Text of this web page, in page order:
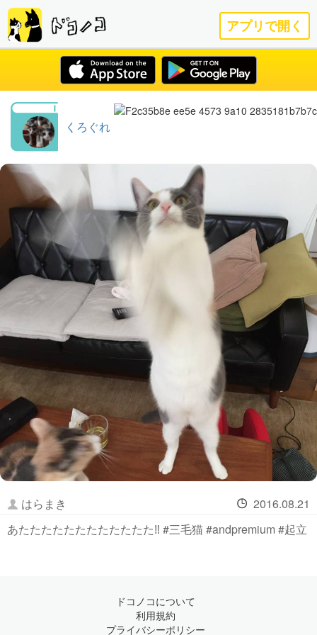
アプリで開く
くろぐれ
はらまき
2016.08.21
あたたたたたたたたたたたた‼︎ #三毛猫 #andpremium #起立
ドコノコについて
利用規約
プライバシーポリシー